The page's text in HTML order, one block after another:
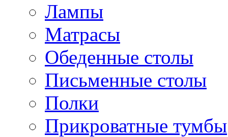
Лампы
Матрасы
Обеденные столы
Письменные столы
Полки
Прикроватные тумбы